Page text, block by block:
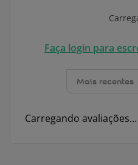
Faça login para
Mais recentes
Carregando avaliações…